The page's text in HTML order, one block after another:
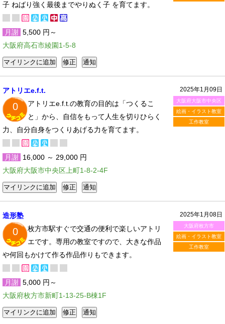
子 ねばり強く最後までやりぬく子 を育てます。
月謝 5,500 円～
大阪府高石市綾園1-5-8
2025年1月09日
大阪府大阪市中央区
絵画・イラスト教室
工作教室
アトリエe.f.t.
0
アトリエe.f.t.の教育の目的は「つくるこ
と」から、自信をもって人生を切りひらく
力、自分自身をつくりあげる力を育てます。
月謝 16,000 ～ 29,000 円
大阪府大阪市中央区上町1-8-2-4F
2025年1月08日
大阪府枚方市
絵画・イラスト教室
工作教室
造形塾
0
枚方市駅すぐで交通の便利で楽しいアトリ
エです。専用の教室ですので、大きな作品
や何回もかけて作る作品作りもできます。
月謝 5,000 円～
大阪府枚方市新町1-13-25-B棟1F